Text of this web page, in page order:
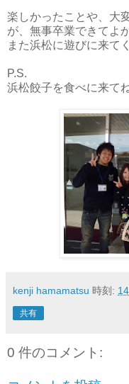
楽しかったことや、大
が、無事卒業できてよ
また浜松に遊びに来て
P.S.
浜松餃子を食べに来て
kenji hamamatsu 時刻:
共有
0 件のコメント: